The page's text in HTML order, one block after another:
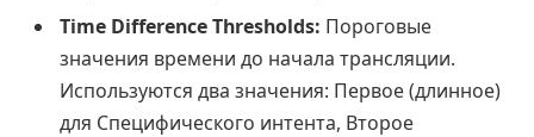
Time Difference Thresholds: Пороговые
значения времени до начала трансляции.
Используются два значения: Первое (длинное)
для Специфического интента, Второе